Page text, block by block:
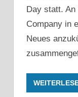
Day statt. An
Company in
Neues